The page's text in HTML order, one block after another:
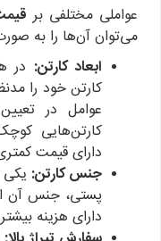
عواملی مختلفی بر
می‌توان آن‌ها را به
ابعاد کارتن: در
کارتن خود را
عوامل در
کارتن‌هایی
دارای قیمت
جنس کارتن: یکی
دارای هزینه بیشتری